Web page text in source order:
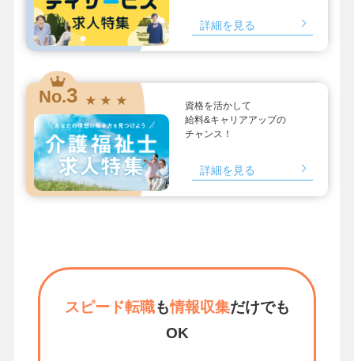
詳細を見る
No.3 ★ ★ ★
資格を活かして
給料&キャリアアップの
チャンス！
詳細を見る
スピード転職も情報収集だけでも
OK